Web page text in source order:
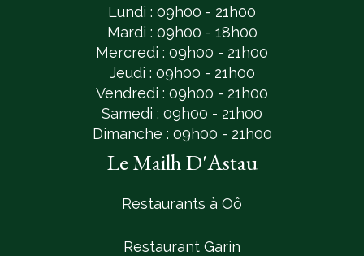
Lundi : 09h00 - 21h00
Mardi : 09h00 - 18h00
Mercredi : 09h00 - 21h00
Jeudi : 09h00 - 21h00
Vendredi : 09h00 - 21h00
Samedi : 09h00 - 21h00
Dimanche : 09h00 - 21h00
Le Mailh D'Astau
Restaurants à Oô
Restaurant Garin